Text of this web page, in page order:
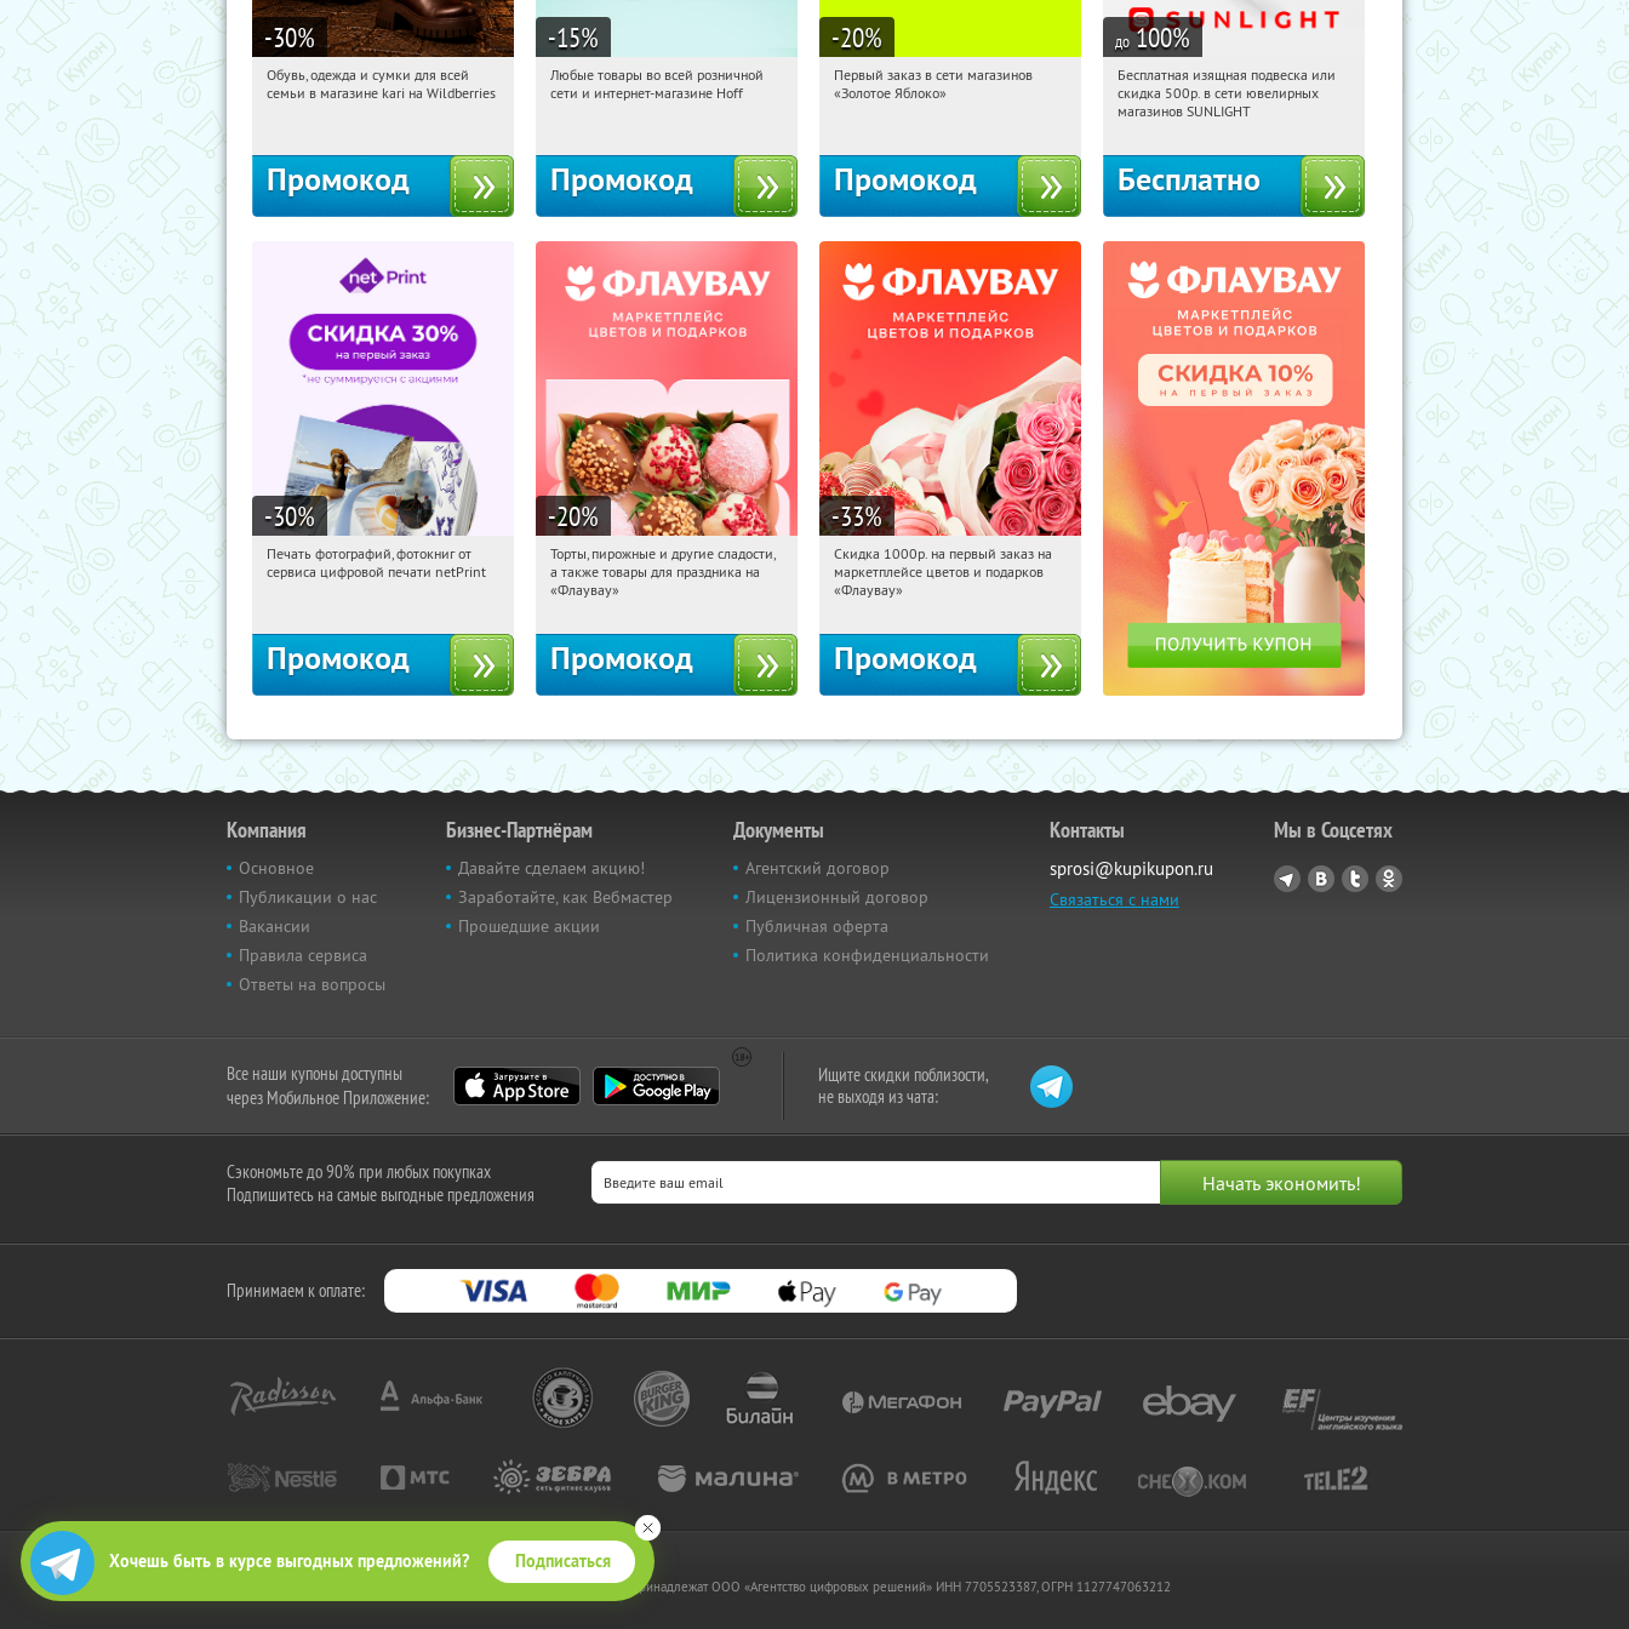
Хочешь быть в курсе выгодных предложений? Подписаться
-30%
14:54:48 Получили:
Обувь, одежда и сумки для всей
семьи в магазине kari на Wildberries
Промокод
-15%
14:54:48 Получили:
Любые товары во всей розничной
сети и интернет-магазине Hoff
Промокод
-20%
14:54:48
Получи первым!
Первый заказ в сети магазинов
«Золотое Яблоко»
Промокод
до 100%
14:54:48 Получили:
Россия
Бесплатная изящная подвеска или
скидка 500р. в сети ювелирных
магазинов SUNLIGHT
Бесплатно
-30%
14:54:48 Получили:
Печать фотографий, фотокниг от
сервиса цифровой печати netPrint
Промокод
-20%
14:54:48 Получили:
Россия
Торты, пирожные и другие сладости,
а также товары для праздника на
«Флаувау»
Промокод
-33%
14:54:48 Получили:
Россия
Скидка 1000р. на первый заказ на
маркетплейсе цветов и подарков
«Флаувау»
Промокод
Компания
Основное
Публикации о нас
Вакансии
Правила сервиса
Ответы на вопросы
Бизнес-Партнёрам
Давайте сделаем акцию!
Заработайте, как Вебмастер
Прошедшие акции
Документы
Агентский договор
Лицензионный договор
Публичная оферта
Политика конфиденциальности
Контакты
sprosi@kupikupon.ru
Связаться с нами
Мы в Соцсетях
Все наши купоны доступны
через Мобильное Приложение:
Ищите скидки поблизости,
не выходя из чата:
Сэкономьте до 90% при любых покупках
Подпишитесь на самые выгодные предложения
Принимаем к оплате:
2010-2026 © КупиКупон. Все права защищены.
Все права на товарный знак "КупиКупон" и на сайт www.kupikupon.ru принадлежат OOO «Агентство цифровых решений» ИНН 7705523387, ОГРН 1127747063212